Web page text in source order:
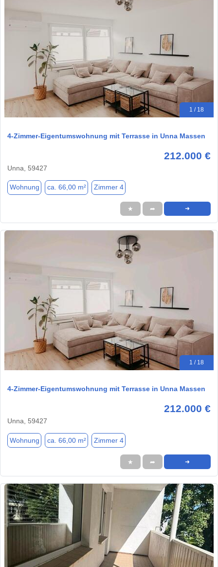
1 / 18
4-Zimmer-Eigentumswohnung mit Terrasse in Unna Massen
212.000 €
Unna, 59427
Wohnung ca. 66,00 m² Zimmer 4
★ ➦ ➜
1 / 18
4-Zimmer-Eigentumswohnung mit Terrasse in Unna Massen
212.000 €
Unna, 59427
Wohnung ca. 66,00 m² Zimmer 4
★ ➦ ➜